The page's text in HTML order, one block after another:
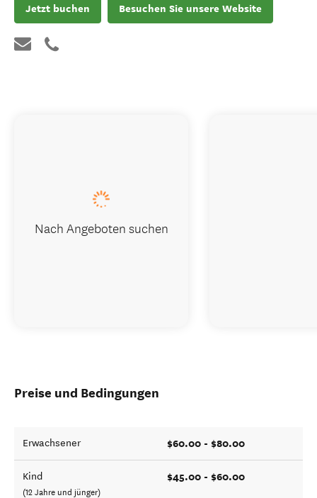
Jetzt buchen Besuchen Sie unsere Website
Preise und Bedingungen
Erwachsener $60.00 - $80.00
Kind
(12 Jahre und jünger)
$45.00 - $60.00
Nach Angeboten suchen